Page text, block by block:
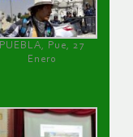
PUEBLA, Pue, 27
Enero